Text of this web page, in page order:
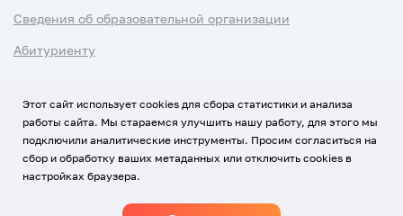
Сведения об образовательной организации
Абитуриенту
Использование Cookies
Политика обработки персональных данных
Этот сайт использует cookies для сбора статистики и анализа
работы сайта. Мы стараемся улучшить нашу работу, для этого мы
подключили аналитические инструменты. Просим согласиться на
сбор и обработку ваших метаданных или отключить cookies в
настройках браузера.